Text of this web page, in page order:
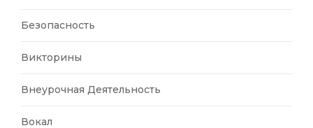
Безопасность
Викторины
Внеурочная Деятельность
Вокал